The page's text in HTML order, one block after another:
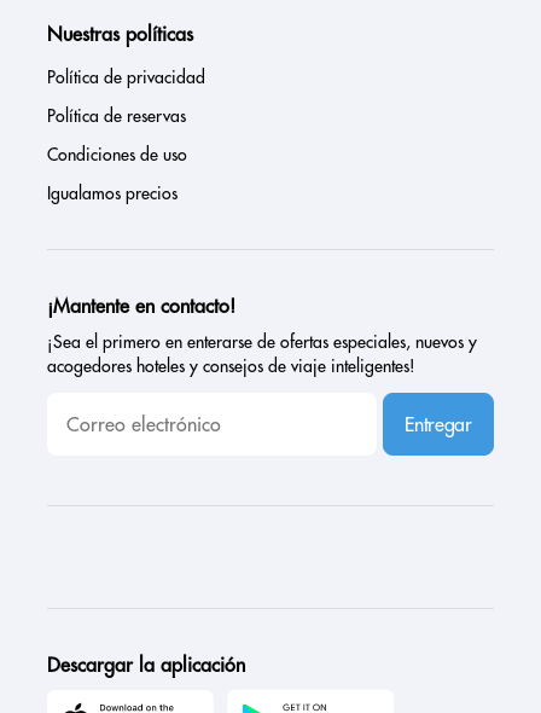
Nuestras políticas
Política de privacidad
Política de reservas
Condiciones de uso
Igualamos precios
¡Mantente en contacto!
¡Sea el primero en enterarse de ofertas especiales, nuevos y
acogedores hoteles y consejos de viaje inteligentes!
Entregar
Descargar la aplicación